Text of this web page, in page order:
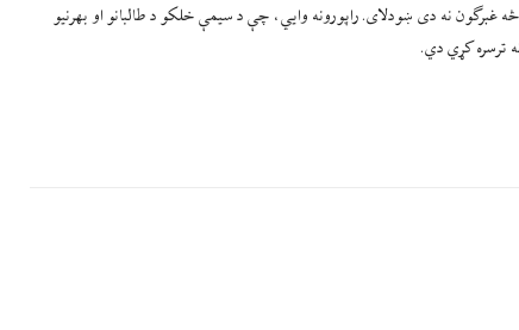
غبرګون نه دی ښودلای. راپورونه وايي، چې د سیمې خلکو د طالبانو او بهرنیو
ترسره کړي دي.